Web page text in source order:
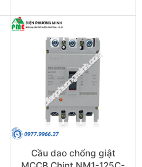
Cầu dao chống giật